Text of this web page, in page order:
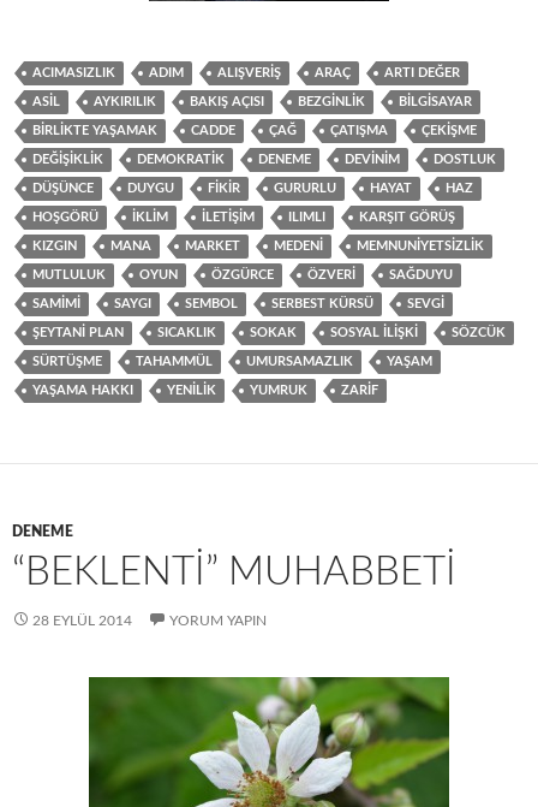
ACIMASIZLIK ADIM ALIŞVERIŞ ARAÇ ARTI DEĞER
ASIL AYKIRILIK BAKIŞ AÇISI BEZGINLIK BILGISAYAR
BIRLIKTE YAŞAMAK CADDE ÇAĞ ÇATIŞMA ÇEKIŞME
DEĞIŞIKLIK DEMOKRATIK DENEME DEVINIM DOSTLUK
DÜŞÜNCE DUYGU FIKIR GURURLU HAYAT HAZ
HOŞGÖRÜ IKLIM ILETIŞIM ILIMLI KARŞIT GÖRÜŞ
KIZGIN MANA MARKET MEDENI MEMNUNIYETSIZLIK
MUTLULUK OYUN ÖZGÜRCE ÖZVERI SAĞDUYU
SAMIMI SAYGI SEMBOL SERBEST KÜRSÜ SEVGI
ŞEYTANI PLAN SICAKLIK SOKAK SOSYAL ILIŞKI SÖZCÜK
SÜRTÜŞME TAHAMMÜL UMURSAMAZLIK YAŞAM
YAŞAMA HAKKI YENILIK YUMRUK ZARIF
DENEME
“BEKLENTI” MUHABBETI
28 EYLÜL 2014 YORUM YAPIN